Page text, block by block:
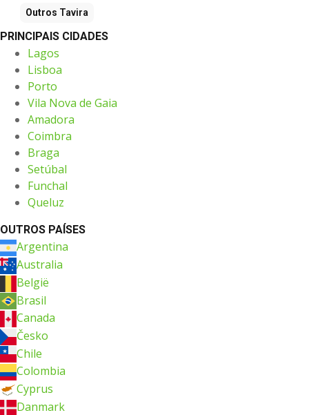
Outros Tavira
PRINCIPAIS CIDADES
Lagos
Lisboa
Porto
Vila Nova de Gaia
Amadora
Coimbra
Braga
Setúbal
Funchal
Queluz
OUTROS PAÍSES
Argentina
Australia
België
Brasil
Canada
Česko
Chile
Colombia
Cyprus
Danmark